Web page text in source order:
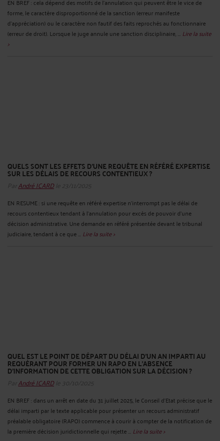
EN BREF : cela dépend des motifs de l’annulation qui peuvent être le vice de
forme, le caractère disproportionné de la sanction (erreur manifeste
d’appréciation) ou le caractère non fautif des faits reprochés au fonctionnaire
(erreur de droit). Lorsque le juge annule une sanction disciplinaire, ... Lire la suite
>
QUELS SONT LES EFFETS D’UNE REQUÊTE EN RÉFÉRÉ EXPERTISE
SUR LES DÉLAIS DE RECOURS CONTENTIEUX ?
ParAndré ICARDle 23/11/2025
EN RESUME : si une requête en référé expertise n’interrompt pas le délai de
recours contentieux tendant à l'annulation pour excès de pouvoir d'une
décision administrative. Une demande en référé présentée devant le tribunal
judiciaire, tendant à ce que ... Lire la suite >
QUEL EST LE POINT DE DÉPART DU DÉLAI D’UN AN IMPARTI AU
REQUÉRANT POUR FORMER UN RAPO EN L’ABSENCE
D’INFORMATION DE CETTE OBLIGATION SUR LA DÉCISION ?
ParAndré ICARDle 30/10/2025
EN BREF : dans un arrêt en date du 31 juillet 2025, le Conseil d’Etat précise que le
délai imparti par le texte applicable pour présenter un recours administratif
préalable obligatoire (RAPO) commence à courir à compter de la notification de
la première décision juridictionnelle qui rejette ... Lire la suite >